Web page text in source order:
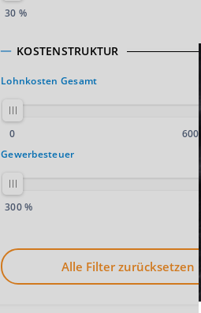
30 %
KOSTENSTRUKTUR
Lohnkosten Gesamt
0
Gewerbesteuer
300 %
Alle Filter zurücksetzen